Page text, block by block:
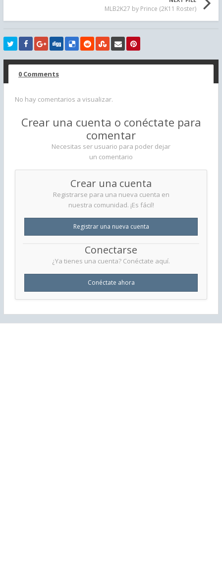
MLB2K27 by Prince (2K11 Roster)
0 Comments
No hay comentarios a visualizar.
Crear una cuenta o conéctate para
comentar
Necesitas ser usuario para poder dejar
un comentario
Crear una cuenta
Registrarse para una nueva cuenta en
nuestra comunidad. ¡Es fácil!
Registrar una nueva cuenta
Conectarse
¿Ya tienes una cuenta? Conéctate aquí.
Conéctate ahora